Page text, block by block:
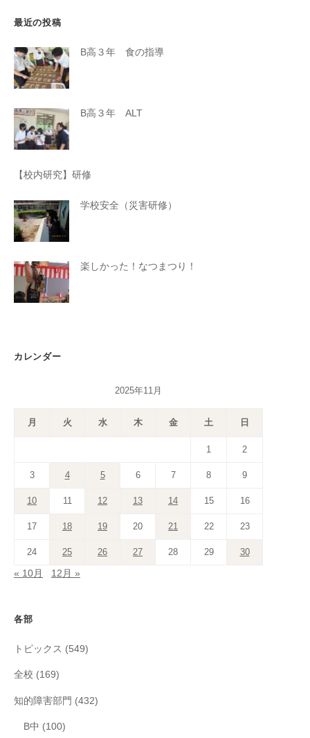
最近の投稿
B高３年 食の指導
B高３年 ALT
【校内研究】研修
学校安全（災害研修）
楽しかった！なつまつり！
カレンダー
2025年11月
月 火 水 木 金 土 日
1 2
3 4 5 6 7 8 9
10 11 12 13 14 15 16
17 18 19 20 21 22 23
24 25 26 27 28 29 30
« 10月 12月 »
各部
トピックス (549)
全校 (169)
知的障害部門 (432)
B中 (100)